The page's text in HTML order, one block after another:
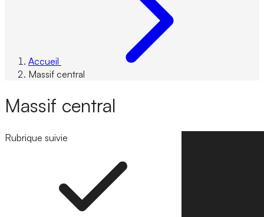
Accueil
Massif central
Massif central
Rubrique suivie